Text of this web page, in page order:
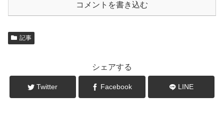
コメントを書き込む
記事
シェアする
Twitter Facebook LINE